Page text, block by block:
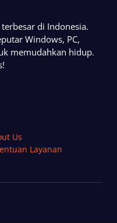
di Indonesia.
Windows, PC,
memudahkan hidup.
Us
Layanan